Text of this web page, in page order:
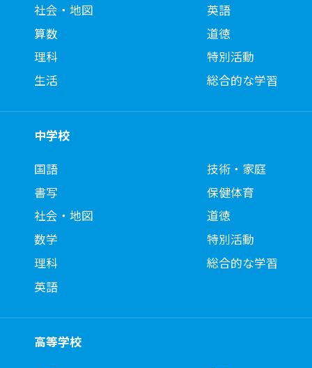
社会・地図
算数
理科
生活
英語
道徳
特別活動
総合的な学習
中学校
国語
書写
社会・地図
数学
理科
英語
技術・家庭
保健体育
道徳
特別活動
総合的な学習
高等学校